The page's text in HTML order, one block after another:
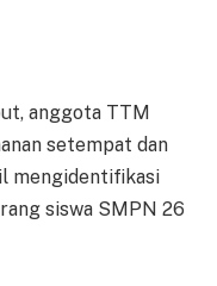
anggota TTM
setempat dan
mengidentifikasi
siswa SMPN 26